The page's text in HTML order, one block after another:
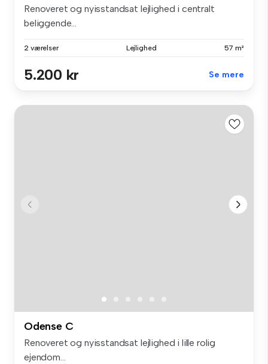
Renoveret og nyisstandsat lejlighed i centralt
beliggende...
2 værelser Lejlighed 57 m²
5.200 kr Se mere
Odense C
Renoveret og nyisstandsat lejlighed i lille rolig
ejendom...